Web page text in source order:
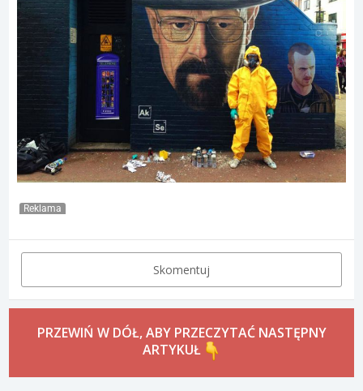
Reklama
Skomentuj
PRZEWIŃ W DÓŁ, ABY PRZECZYTAĆ NASTĘPNY
ARTYKUŁ